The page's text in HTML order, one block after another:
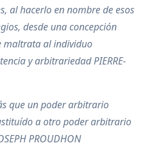
al hacerlo en nombre de esos
desde una concepción
maltrata al individuo
y arbitrariedad PIERRE-
que un poder arbitrario
a otro poder arbitrario
PROUDHON